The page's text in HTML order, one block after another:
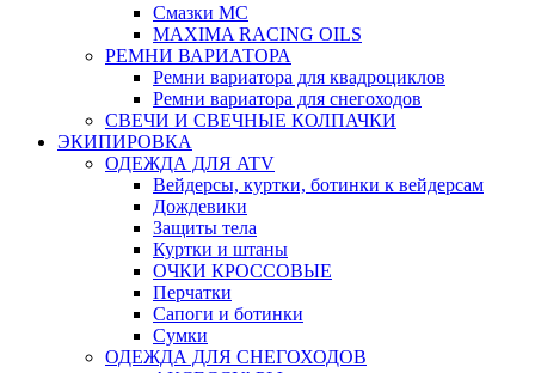
Смазки МС
MAXIMA RACING OILS
РЕМНИ ВАРИАТОРА
Ремни вариатора для квадроциклов
Ремни вариатора для снегоходов
СВЕЧИ И СВЕЧНЫЕ КОЛПАЧКИ
ЭКИПИРОВКА
ОДЕЖДА ДЛЯ ATV
Вейдерсы, куртки, ботинки к вейдерсам
Дождевики
Защиты тела
Куртки и штаны
ОЧКИ КРОССОВЫЕ
Перчатки
Сапоги и ботинки
Сумки
ОДЕЖДА ДЛЯ СНЕГОХОДОВ